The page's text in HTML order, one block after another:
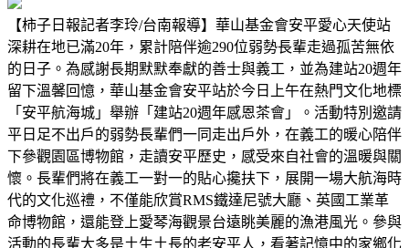
【柿子日報記者李玲/台南報導】華山基金會安平愛心天使站
深耕在地已滿20年，累計陪伴逾290位弱勢長輩走過孤苦無依
的日子。為感謝長期默默奉獻的善士與義工，並為建站20週年
留下溫馨回憶，華山基金會安平站於今日上午在熱門文化地標
「安平航海城」舉辦「建站20週年感恩茶會」。活動特別邀請
平日足不出戶的弱勢長輩們一同走出戶外，在義工的暖心陪伴
下參觀園區博物館，走讀安平歷史，感受來自社會的溫暖與關
懷。長輩們將在義工一對一的貼心攙扶下，展開一場大航海時
代的文化巡禮，不僅能欣賞RMS鐵達尼號大廳、英國工業革
命博物館，還能登上愛琴海觀景台遠眺美麗的漁港風光。參與
活動的長輩大多是土生土長的老安平人，看著記憶中的家鄉化